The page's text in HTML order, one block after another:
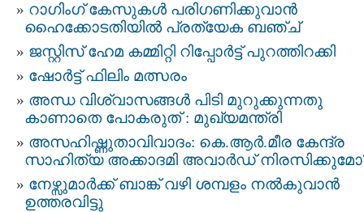
റാഗിംഗ് കേസുകള്‍ പരിഗണിക്കുവാന്‍
ഹൈക്കോടതിയില്‍ പ്രത്യേക ബഞ്ച്
ജസ്റ്റിസ് ഹേമ കമ്മിറ്റി റിപ്പോർട്ട്‌ പുറത്തിറക്കി
ഷോർട്ട് ഫിലിം മത്സരം
അന്ധ വിശ്വാസങ്ങള്‍ പിടി മുറുക്കുന്നതു
കാണാതെ പോകരുത് : മുഖ്യമന്ത്രി
അസഹിഷ്ണുതാവിവാദം: കെ.ആര്‍.മീര കേന്ദ്ര
സാഹിത്യ അക്കാദമി അവാര്‍ഡ്
നേഴ്സുമാര്‍ക്ക് ബാങ്ക് വഴി ശമ്പളം നല്‍കുവാന്‍
ഉത്തരവിട്ടു